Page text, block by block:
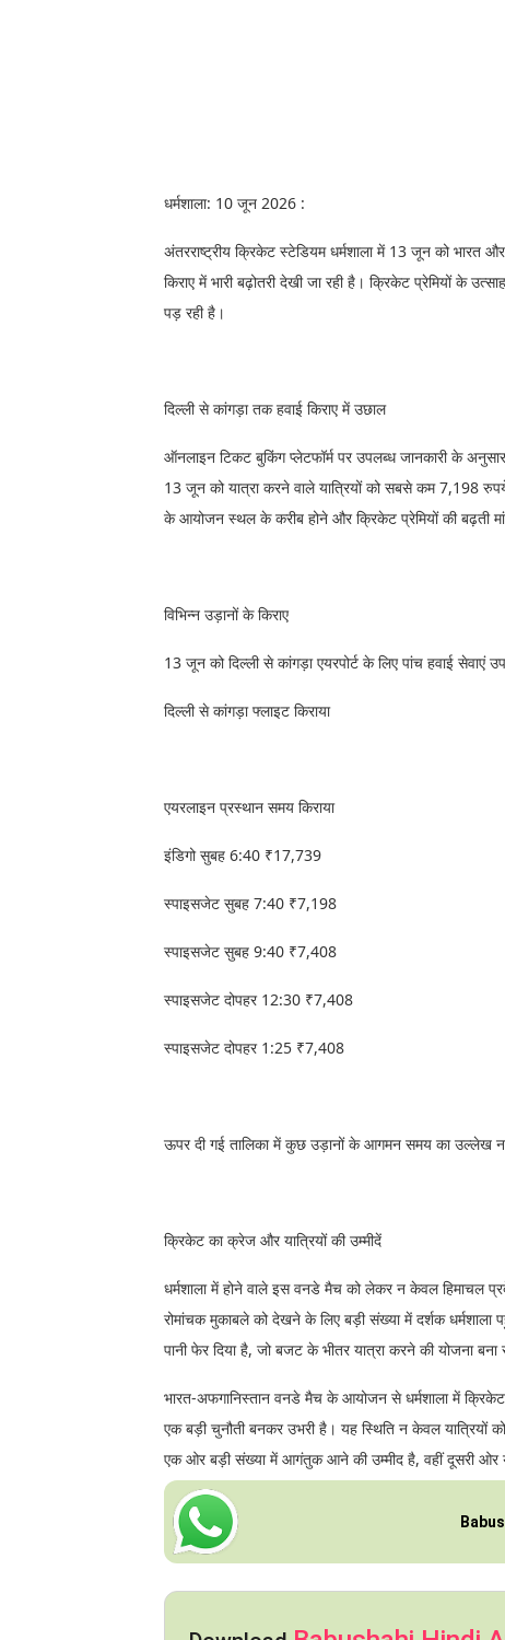
धर्मशाला: 10 जून 2026 :
अंतरराष्ट्रीय क्रिकेट स्टेडियम धर्मशाला में 13 जून को भारत
किराए में भारी बढ़ोतरी देखी जा रही है। क्रिकेट प्रेमियों के
पड़ रही है।
दिल्ली से कांगड़ा तक हवाई किराए में उछाल
ऑनलाइन टिकट बुकिंग प्लेटफॉर्म पर उपलब्ध जानकारी के
13 जून को यात्रा करने वाले यात्रियों को सबसे कम 7,198
के आयोजन स्थल के करीब होने और क्रिकेट प्रेमियों की बढ़ती
विभिन्न उड़ानों के किराए
13 जून को दिल्ली से कांगड़ा एयरपोर्ट के लिए पांच हवाई सेवाएं
दिल्ली से कांगड़ा फ्लाइट किराया
एयरलाइन प्रस्थान समय किराया
इंडिगो सुबह 6:40 ₹17,739
स्पाइसजेट सुबह 7:40 ₹7,198
स्पाइसजेट सुबह 9:40 ₹7,408
स्पाइसजेट दोपहर 12:30 ₹7,408
स्पाइसजेट दोपहर 1:25 ₹7,408
ऊपर दी गई तालिका में कुछ उड़ानों के आगमन समय का उल्लेख
क्रिकेट का क्रेज और यात्रियों की उम्मीदें
धर्मशाला में होने वाले इस वनडे मैच को लेकर न केवल हिमाचल
रोमांचक मुकाबले को देखने के लिए बड़ी संख्या में दर्शक धर्मशाला
पानी फेर दिया है, जो बजट के भीतर यात्रा करने की योजना बना
भारत-अफगानिस्तान वनडे मैच के आयोजन से धर्मशाला में क्रिकेट
एक बड़ी चुनौती बनकर उभरी है। यह स्थिति न केवल यात्रियों
एक ओर बड़ी संख्या में आगंतुक आने की उम्मीद है, वहीं दूसरी ओर